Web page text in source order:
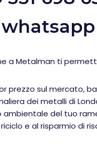
whatsapp
a Metalman ti
prezzo sul mercato,
dei metalli di
ambientale del tuo
e al risparmio di